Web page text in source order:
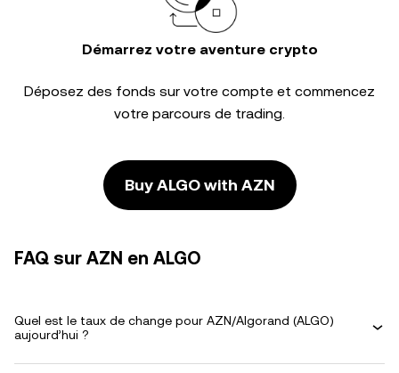
Démarrez votre aventure crypto
Déposez des fonds sur votre compte et commencez
votre parcours de trading.
Buy ALGO with AZN
FAQ sur AZN en ALGO
Quel est le taux de change pour AZN/Algorand (ALGO)
aujourd’hui ?